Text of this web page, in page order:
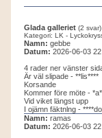
Glada galleriet (2 svar)
Kategori: LK -
Namn: gebbe
Datum: 2026-06-03
4 rader ner vänster
Är väl slipade - **lis****
Korsande
Kommer före möte -
Vid viket längst upp
I ojämn fäktnlng -
Namn: ramas
Datum: 2026-06-03